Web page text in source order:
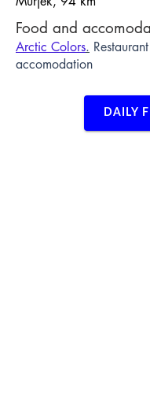
Food and
Arctic Colors.
accomodation
DAILY